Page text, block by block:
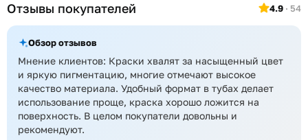
Отзывы покупателей 4.9 · 54
Обзор отзывов
Мнение клиентов: Краски хвалят за насыщенный цвет
и яркую пигментацию, многие отмечают высокое
качество материала. Удобный формат в тубах делает
использование проще, краска хорошо ложится на
поверхность. В целом покупатели довольны и
рекомендуют.